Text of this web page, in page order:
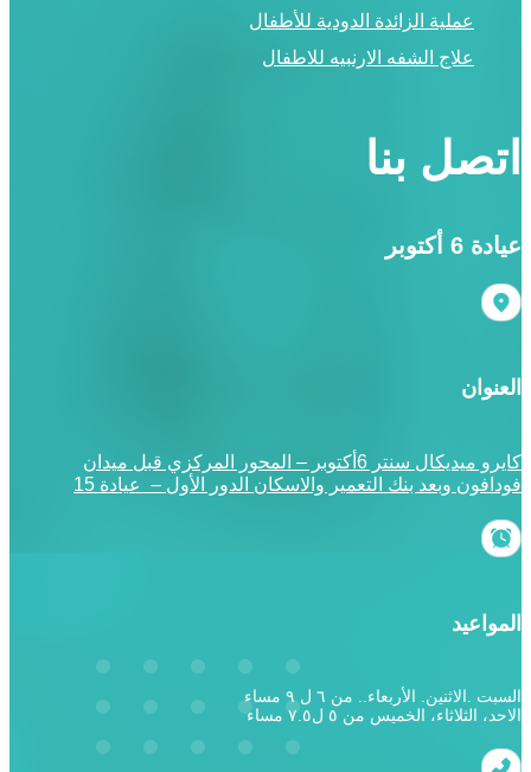
اتصل بنا
عيادة 6 أكتوبر
العنوان
كايرو ميديكال سنتر 6أكتوبر – المحور المركزي قبل ميدان
فودافون وبعد بنك التعمير والاسكان الدور الأول – عيادة 15
المواعيد
السبت .الاثنين. الأربعاء.. من ٦ ل ٩ مساء
الاحد، الثلاثاء، الخميس من ٥ ل٧.٥ مساء
عملية الزائدة الدودية للأطفال
علاج الشفه الارنبيه للاطفال